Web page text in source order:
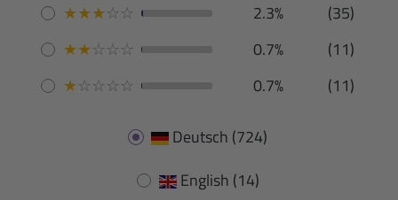
★★★☆☆ 2.3%
(35)
★★☆☆☆ 0.7%
(11)
★☆☆☆☆ 0.7% (11)
Deutsch (724)
English (14)